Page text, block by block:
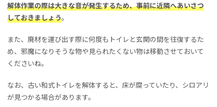
解体作業の際は大きな音が発生するため、事前に近隣へあいさつ
しておきましょう。
また、廃材を運び出す際に何度もトイレと玄関の間を往復するた
め、邪魔になりそうな物や見られたくない物は移動させておいて
くださいね。
なお、古い和式トイレを解体すると、床が腐っていたり、シロアリ
が見つかる場合があります。